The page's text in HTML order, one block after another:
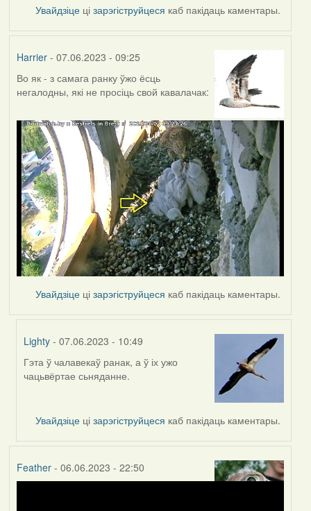
Увайдзіце цізарэгіструйцеся каб пакідаць каментары.
Harrier- 07.06.2023 - 09:25
Во як - з самага ранку ўжо ёсць
негалодны, які не просіць свой кавалачак:
Увайдзіце цізарэгіструйцеся каб пакідаць каментары.
Lighty - 07.06.2023 - 10:49
In
reply
Harrier
Гэта ў чалавекаў ранак, а ў іх ужо
чацьвёртае сьняданне.
Увайдзіце цізарэгіструйцеся каб пакідаць каментары.
Feather- 06.06.2023 - 22:50